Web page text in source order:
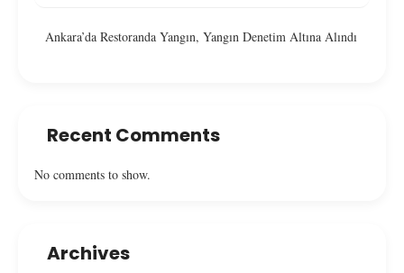
Ankara’da Restoranda Yangın, Yangın Denetim Altına Alındı
Recent Comments
No comments to show.
Archives